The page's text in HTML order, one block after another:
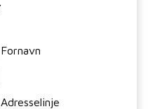
Fornavn
Adresselinje